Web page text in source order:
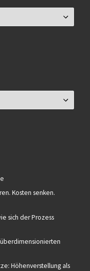
Kosten senken.
sich der Prozess
Höhenverstellung als